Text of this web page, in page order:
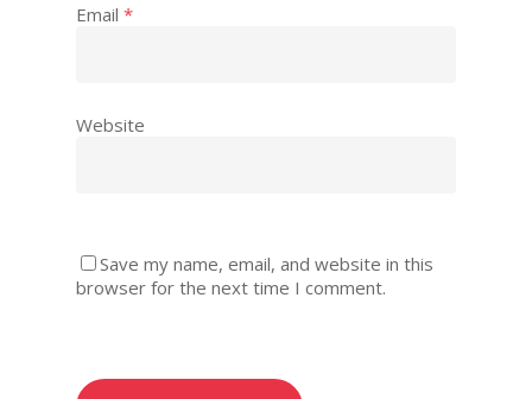
Email *
Website
Save my name, email, and website in this
browser for the next time I comment.